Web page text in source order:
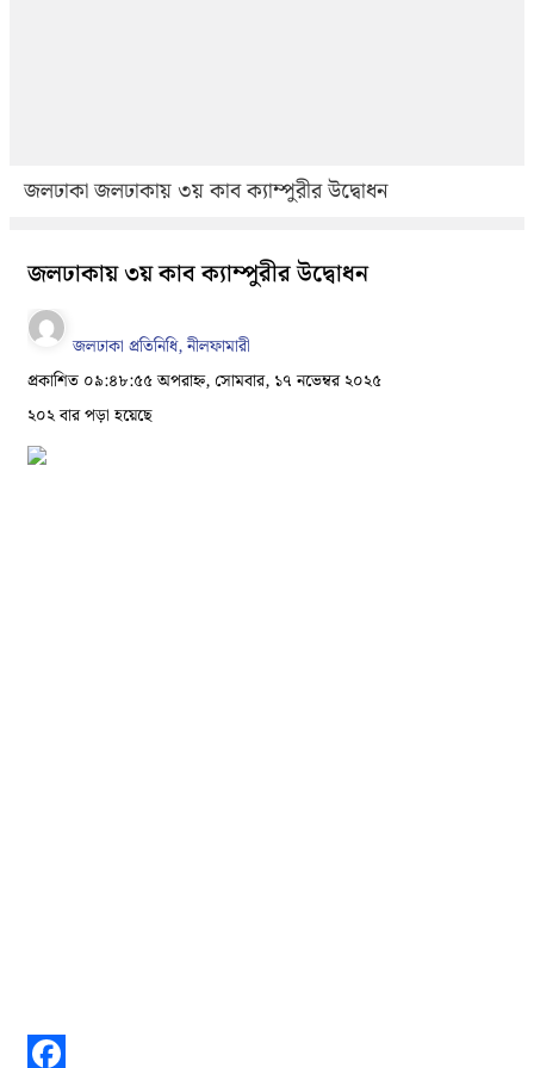
জলঢাকাজলঢাকায় ৩য় কাব ক্যাম্পুরীর উদ্বোধন
জলঢাকায় ৩য় কাব ক্যাম্পুরীর উদ্বোধন
জলঢাকা প্রতিনিধি, নীলফামারী
প্রকাশিত ০৯:৪৮:৫৫ অপরাহ্ন, সোমবার, ১৭ নভেম্বর ২০২৫
২০২ বার পড়া হয়েছে